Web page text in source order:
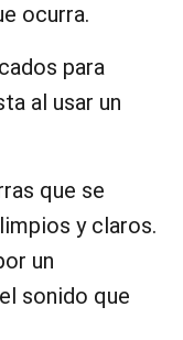
ocurra.
para
al usar un
que se
y claros.
un
sonido que